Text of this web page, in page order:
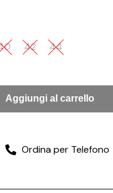
42 44
Aggiungi al carrello
Ordina per Telefono